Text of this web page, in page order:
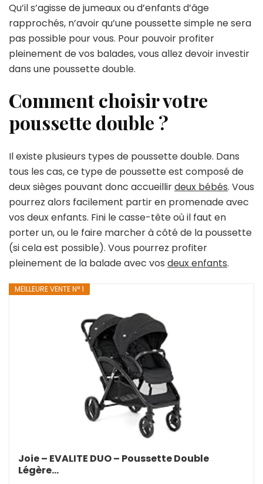
en
bas
âge
Qu’il s’agisse de jumeaux ou d’enfants d’âge
rapprochés, n’avoir qu’une poussette simple ne sera
pas possible pour vous. Pour pouvoir profiter
pleinement de vos balades, vous allez devoir investir
dans une poussette double.
Comment choisir votre
poussette double ?
Il existe plusieurs types de poussette double. Dans
tous les cas, ce type de poussette est composé de
deux sièges pouvant donc accueillirdeux bébés. Vous
pourrez alors facilement partir en promenade avec
vos deux enfants. Fini le casse-tête où il faut en
porter un, ou le faire marcher à côté de la poussette
(si cela est possible). Vous pourrez profiter
pleinement de la balade avec vos deux enfants.
MEILLEURE VENTE N° 1
Joie – EVALITE DUO – Poussette Double
Légère...